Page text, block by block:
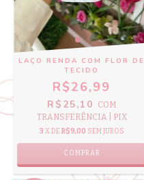
LAÇO RENDA COM FLOR DE
TECIDO
R$26,99
R$25,10
COM
TRANSFERÊNCIA | PIX
3 X DE R$9,00 SEM JUROS
COMPRAR